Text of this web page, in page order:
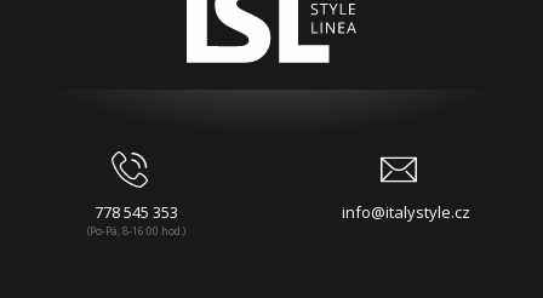
778 545 353
(Po-Pá, 8-16:00 hod.)
info@italystyle.cz